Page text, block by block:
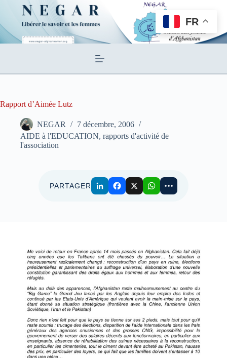
contenu
Rapport d’Aimée Lutz
NEGAR
7 décembre, 2006
AIDE à l'EDUCATION, rapports d'activité de
l'association
PARTAGER
FR